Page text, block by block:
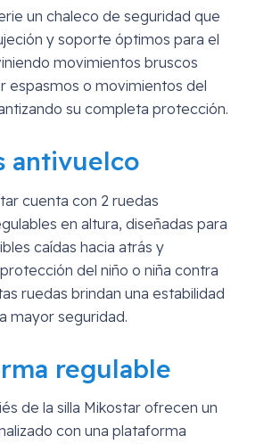
un chaleco de seguridad que
y soporte óptimos para el
movimientos bruscos
espasmos o movimientos del
su completa protección.
antivuelco
cuenta con 2 ruedas
en altura, diseñadas para
caídas hacia atrás y
del niño o niña contra
ruedas brindan una estabilidad
mayor seguridad.
regulable
de la silla Mikostar ofrecen un
con una plataforma